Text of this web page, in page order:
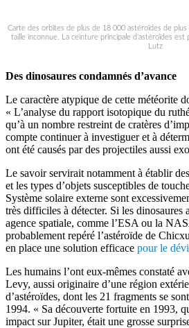
Carte des orbites de plus de 18 000 astéroïdes de
taille inconnue. La ceinture principale d’astéroïdes
Lutz
Des dinosaures condamnés d’avance
Le caractère atypique de cette météorite
« L’analyse du rapport isotopique du
qu’à un nombre restreint de cratères
compte continuer à investiguer et à
ont été causés par des projectiles aussi
Le savoir servirait notamment à établir
et les types d’objets susceptibles de
Système solaire externe sont
très difficiles à détecter. Si les dinosaures
agence spatiale, comme l’ESA ou la
probablement repéré l’astéroïde de
en place une solution efficace pour le
Les humains l’ont eux-mêmes constaté
Levy, aussi originaire d’une région
d’astéroïdes, dont les 21 fragments se
1994. « Sa découverte fortuite en 1993,
impact sur Jupiter, était une grosse